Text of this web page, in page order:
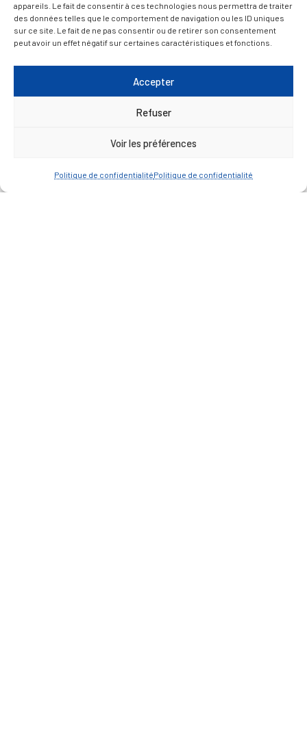
appareils. Le fait de consentir à ces technologies nous permettra de traiter
des données telles que le comportement de navigation ou les ID uniques
sur ce site. Le fait de ne pas consentir ou de retirer son consentement
peut avoir un effet négatif sur certaines caractéristiques et fonctions.
Accepter
Refuser
Voir les préférences
Politique de confidentialitéPolitique de confidentialité
Du lundi au jeudi inclus : 8h30 à 12h30 et 13h30 à
17h00
— Contacter la Mairie
Marchés publics